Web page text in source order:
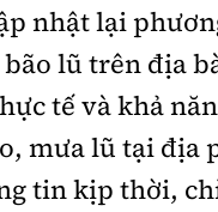
nhật lại
lũ trên địa
tế và khả
mưa lũ tại địa
tin kịp thời,